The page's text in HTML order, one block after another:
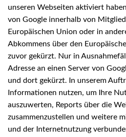
unseren Webseiten aktiviert
von Google innerhalb von
Europäischen Union oder in
Abkommens über den
zuvor gekürzt. Nur in
Adresse an einen Server von
und dort gekürzt. In unserem
Informationen nutzen, um Ihre
auszuwerten, Reports über die
zusammenzustellen und weitere
und der Internetnutzung